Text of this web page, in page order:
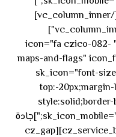
[/cz_service_box][/vc_column_inner]
[vc_column_inner offset="vc_col-md-4"]
[cz_service_box title="مواقعنا" icon="fa czico-082-
maps-and-flags"
sk_icon="font-
top:-
sk_icon_mobile="margin-right:0px;margin-left:0px;"]جادة
الشيخ محمد بن راشد – دبي[/cz_service_box][cz_gap